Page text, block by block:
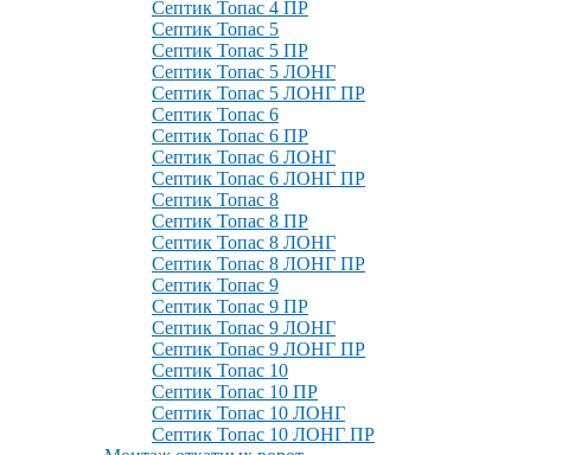
Септик Топас 4 ПР
Септик Топас 5
Септик Топас 5 ПР
Септик Топас 5 ЛОНГ
Септик Топас 5 ЛОНГ ПР
Септик Топас 6
Септик Топас 6 ПР
Септик Топас 6 ЛОНГ
Септик Топас 6 ЛОНГ ПР
Септик Топас 8
Септик Топас 8 ПР
Септик Топас 8 ЛОНГ
Септик Топас 8 ЛОНГ ПР
Септик Топас 9
Септик Топас 9 ПР
Септик Топас 9 ЛОНГ
Септик Топас 9 ЛОНГ ПР
Септик Топас 10
Септик Топас 10 ПР
Септик Топас 10 ЛОНГ
Септик Топас 10 ЛОНГ ПР